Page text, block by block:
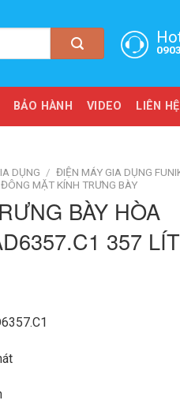
BẢO HÀNH VIDEO LIÊN HỆ
DỤNG / ĐIỆN MÁY GIA DỤNG
MẶT KÍNH TRƯNG BÀY
BÀY HÒA
357 LÍT